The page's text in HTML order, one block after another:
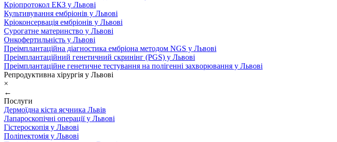
Кріопротокол ЕКЗ у Львові
Культивування ембріонів у Львові
Кріоконсервація ембріонів у Львові
Сурогатне материнство у Львові
Онкофертильність у Львові
Преімплантаційна діагностика ембріона методом NGS у Львові
Преімплантаційний генетичний скринінг (PGS) у Львові
Преімплантаційне генетичне тестування на полігенні захворювання у Львові
Репродуктивна хірургія у Львові
×
←
Послуги
Дермоїдна кіста яєчника Львів
Лапароскопічні операції у Львові
Гістероскопія у Львові
Поліпектомія у Львові